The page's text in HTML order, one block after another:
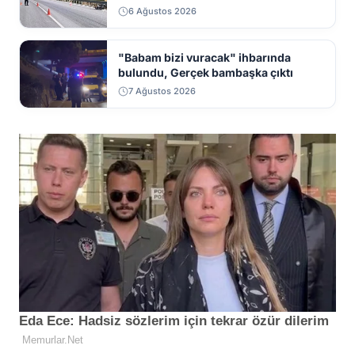
6 Ağustos 2026
"Babam bizi vuracak" ihbarında
bulundu, Gerçek bambaşka çıktı
7 Ağustos 2026